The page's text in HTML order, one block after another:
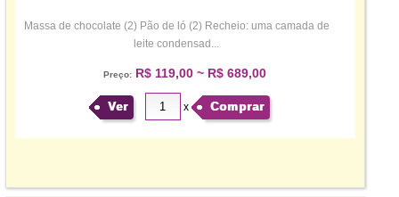
Massa de chocolate (2) Pão de ló (2) Recheio: uma camada de
leite condensad...
Preço: R$ 119,00 ~ R$ 689,00
Ver x Comprar